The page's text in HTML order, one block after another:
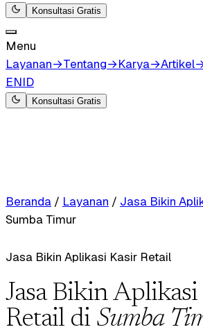
Konsultasi Gratis
Menu
Layanan→Tentang→Karya→Artikel
ENID
Konsultasi Gratis
Beranda / Layanan / Jasa Bikin
Sumba Timur
Jasa Bikin Aplikasi Kasir Retail
Jasa Bikin
Retail di Sumba